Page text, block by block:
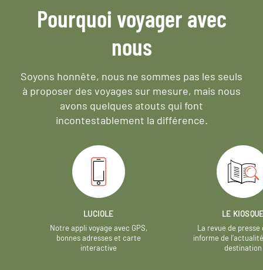
Pourquoi voyager avec
nous
Soyons honnête, nous ne sommes pas les seuls
à proposer des voyages sur mesure, mais nous
avons quelques atouts qui font
incontestablement la différence.
LUCIOLE
Notre appli voyage avec GPS,
bonnes adresses et carte
interactive
LE
La revue de presse
informe de
destination